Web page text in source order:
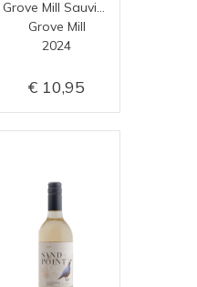
Grove Mill
2024
10,95